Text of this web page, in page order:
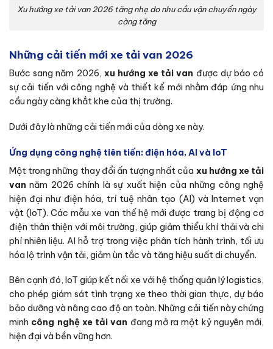
Xu hướng xe tải van 2026 tăng nhẹ do nhu cầu vận chuyển ngày
càng tăng
Những cải tiến mới xe tải van 2026
Bước sang năm 2026, xu hướng xe tải van được dự báo có
sự cải tiến với công nghệ và thiết kế mới nhằm đáp ứng nhu
cầu ngày càng khắt khe của thị trường.
Dưới đây là những cải tiến mới của dòng xe này.
Ứng dụng công nghệ tiên tiến: điện hóa, AI và IoT
Một trong những thay đổi ấn tượng nhất của xu hướng xe tải
van năm 2026 chính là sự xuất hiện của những công nghệ
hiện đại như điện hóa, trí tuệ nhân tạo (AI) và Internet vạn
vật (IoT). Các mẫu xe van thế hệ mới được trang bị động cơ
điện thân thiện với môi trường, giúp giảm thiểu khí thải và chi
phí nhiên liệu. AI hỗ trợ trong việc phân tích hành trình, tối ưu
hóa lộ trình vận tải, giảm ùn tắc và tăng hiệu suất di chuyển.
Bên cạnh đó, IoT giúp kết nối xe với hệ thống quản lý logistics,
cho phép giám sát tình trạng xe theo thời gian thực, dự báo
bảo dưỡng và nâng cao độ an toàn. Những cải tiến này chứng
minh công nghệ xe tải van đang mở ra một kỷ nguyên mới,
hiện đại và bền vững hơn.